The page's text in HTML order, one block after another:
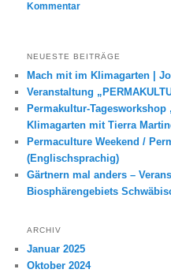
Kommentar
NEUESTE BEITRÄGE
Mach mit im Klimagarten |
Veranstaltung
Permakultur-
Klimagarten mit Tierra
Permaculture Weekend /
(Englischsprachig)
Gärtnern mal anders –
Biosphärengebiets
ARCHIV
Januar 2025
Oktober 2024